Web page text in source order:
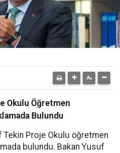
Okulu Öğretmen
Bulundu
Tekin Proje Okulu öğretmen
bulundu. Bakan Yusuf